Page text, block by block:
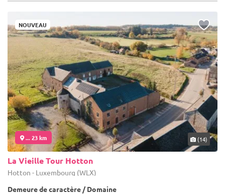
NOUVEAU
... 23 km (14)
La Vieille Tour Hotton
Hotton - Luxembourg (WLX)
Demeure de caractère / Domaine